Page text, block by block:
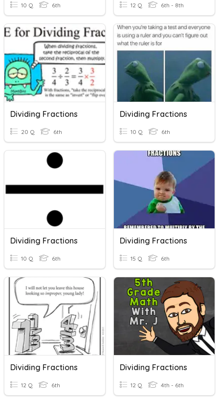
10 Q 6th 12 Q 6th - 8th
Dividing Fractions
20 Q 6th
Dividing Fractions
10 Q 6th
Dividing Fractions
10 Q 6th
Dividing Fractions
15 Q 6th
Dividing Fractions
12 Q 6th
Dividing Fractions
12 Q 4th - 6th